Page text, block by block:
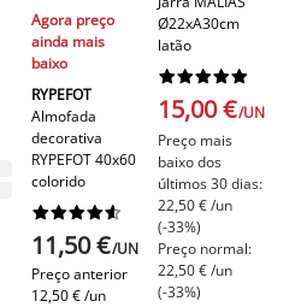
Agora preço
ainda mais
baixo
RYPEFOT
Almofada
decorativa
RYPEFOT 40x60
colorido






11,50 €/UN
Preço anterior
12,50 € /un
Ø22xA30cm
latão






15,00 €/UN
Preço mais
baixo dos
últimos 30 dias:
22,50 € /un
(-33%)
Preço normal:
22,50 € /un
(-33%)